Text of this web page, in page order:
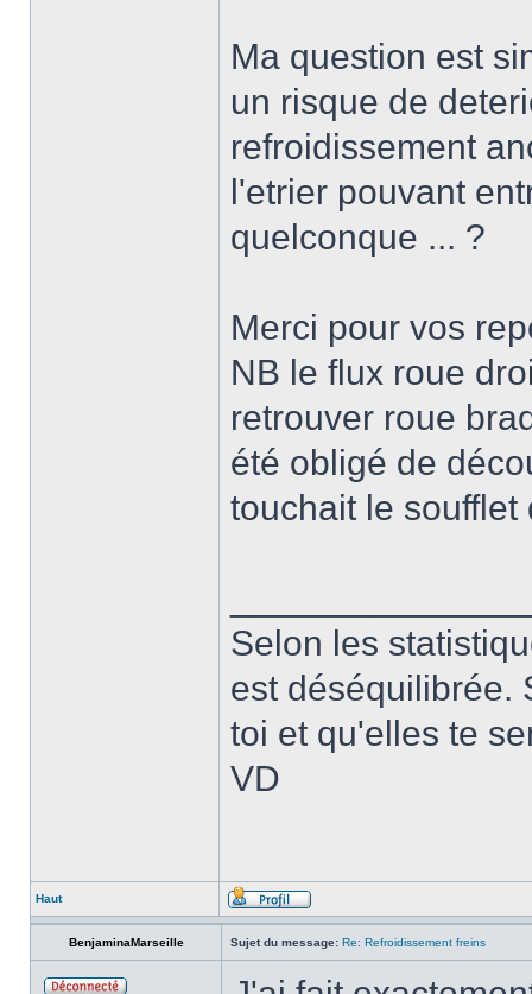
Ma question est
un risque de
refroidissement
l'etrier pouvant
quelconque ... ?
Merci pour vos
NB le flux roue
retrouver roue
été obligé de
touchait le soufflet
Selon les
est déséquilibrée.
toi et qu'elles te
VD
Haut
BenjaminaMarseille Sujet du message: Re: Refroidissement freins